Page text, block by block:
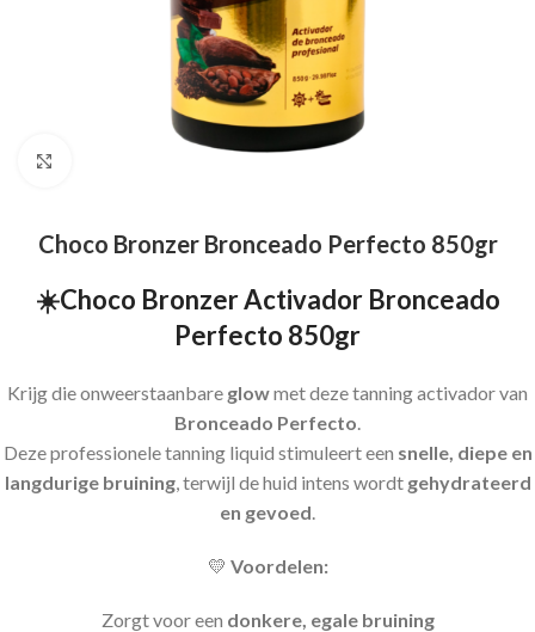
Choco Bronzer Bronceado Perfecto 850gr
☀️Choco Bronzer Activador Bronceado
Perfecto 850gr
Krijg die onweerstaanbare glowmet deze tanning activador van
Bronceado Perfecto.
Deze professionele tanning liquid stimuleert een snelle, diepe en
langdurige bruining, terwijl de huid intens wordt gehydrateerd
en gevoed.
💛 Voordelen:
Zorgt voor een donkere, egale bruining